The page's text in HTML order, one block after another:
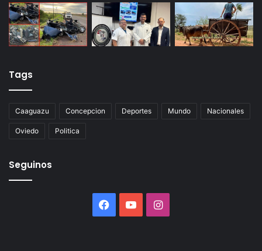
Tags
Caaguazu Concepcion Deportes Mundo Nacionales
Oviedo Politica
Seguinos
FacebookYouTubeInstagram